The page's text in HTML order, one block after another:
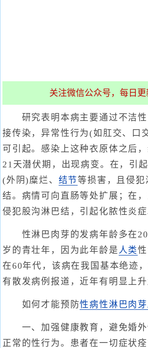
关注微信公众号，每日更
研究表明本病主要通过不洁性
接传染，异常性行为(如肛交、口
可引起。感染上这种衣原体之后
21天潜伏期，出现病变。在，引
(外阴)糜烂、 结节等损害，且侵犯
结。病情可向直肠等处扩展；在
侵犯股沟淋巴结，引起化脓性炎症
性淋巴肉芽的发病年龄多在
岁的青壮年，因为此年龄是 人类
在60年代，该病在我国基本绝迹
有散发病例报道，近年有明显上升
如何才能预防性病性淋巴肉
一、加强健康教育，避免婚外
正常的性行为。患者在一切症状